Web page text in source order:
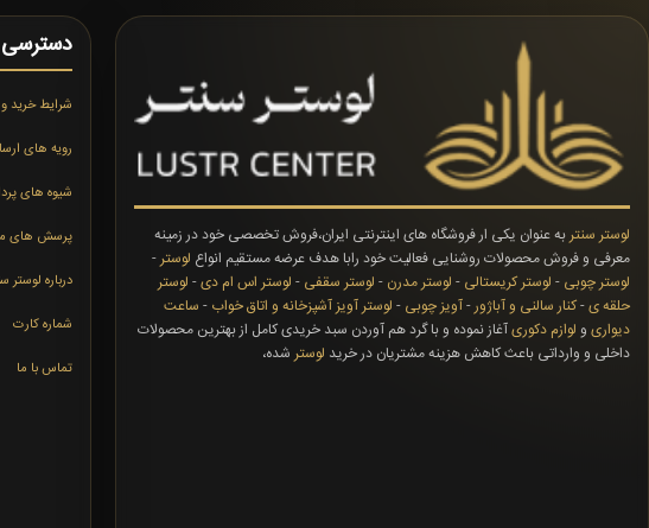
لوستر سنتربه عنوان یکی ار فروشگاه های اینترنتی ایران،فروش تخصصی خود در زمینه
معرفی و فروش محصولات روشنایی فعالیت خود رابا هدف عرضه مستقیم انواع لوستر-
لوستر چوبی - لوستر کریستالی - لوستر مدرن - لوستر سقفی - لوستر اس ام دی- لوستر
حلقه ی-کنار سالنی و آباژور-آویز چوبی - لوستر آویز آشپزخانه و اتاق خواب - ساعت
دیواری و لوازم دکوریآغاز نموده و با گرد هم آوردن سبد خریدی کامل از بهترین محصولات
داخلی و وارداتی باعث کاهش هزینه مشتریان در خرید لوسترشده،
شرایط خرید
رویه های
شیوه های
پرسش های
درباره لوستر
شماره کارت
تماس با ما